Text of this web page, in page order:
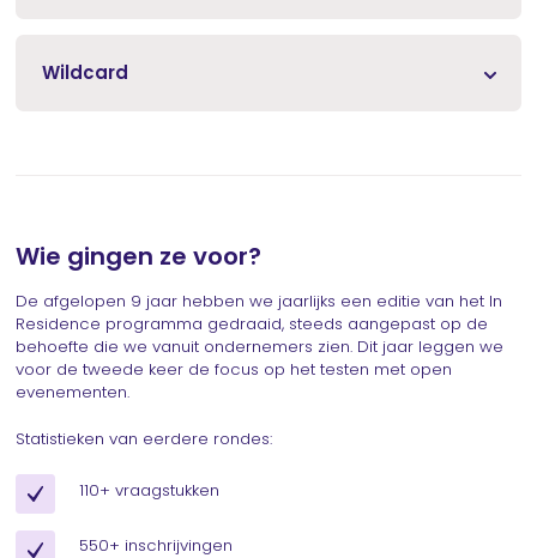
Wildcard
Wie gingen ze voor?
De afgelopen 9 jaar hebben we jaarlijks een editie van het In
Residence programma gedraaid, steeds aangepast op de
behoefte die we vanuit ondernemers zien. Dit jaar leggen we
voor de tweede keer de focus op het testen met open
evenementen.
Statistieken van eerdere rondes:
110+ vraagstukken
550+ inschrijvingen